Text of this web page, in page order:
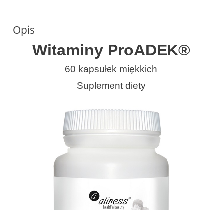
Opis
Witaminy ProADEK®
60 kapsułek miękkich
Suplement diety